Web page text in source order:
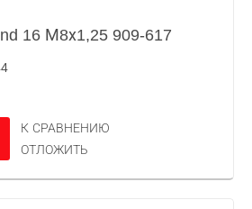
16 М8х1,25 909-617
К СРАВНЕНИЮ
ОТЛОЖИТЬ